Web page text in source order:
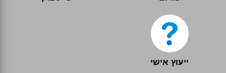
ייעוץ אישי